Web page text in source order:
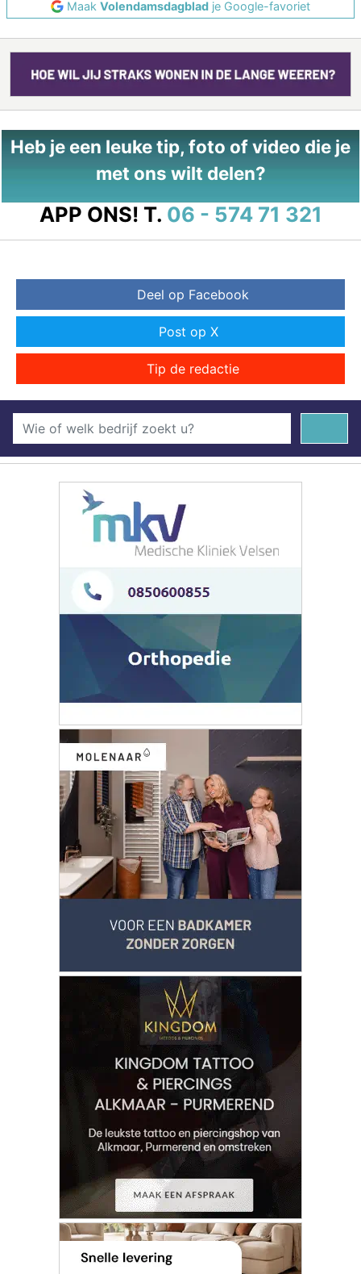
Maak Volendamsdagblad je Google-favoriet
Heb je een leuke tip, foto of video die je
met ons wilt delen?
APP ONS! T. 06 - 574 71 321
Deel op Facebook
Post op X
Tip de redactie